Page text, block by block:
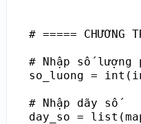
# ===== CHƯƠNG
# Nhập số lượng
so_luong =
# Nhập dãy số
day_so =